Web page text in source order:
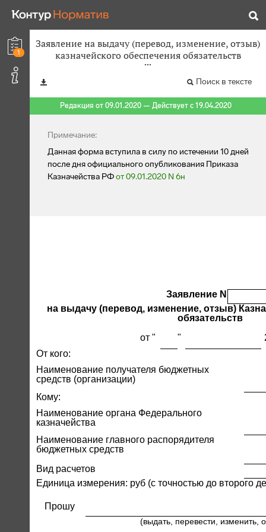
1
Заявление на выдачу (перевод, изменение, отзыв)
казначейского обеспечения обязательств
Поиск в тексте
Редакция от 09.01.2020 — Действует с 19.04.2020
Примечание:
Данная форма вступила в силу по истечении 10 дней
после дня официального опубликования Приказа
Казначейства РФот 09.01.2020 N 6н
Заявление N
на выдачу (перевод, изменение, отзыв)
обязательств
от "
"
От кого:
Наименование получателя бюджетных
средств (организации)
Кому:
Наименование органа Федерального
казначейства
Наименование главного распорядителя
бюджетных средств
Вид расчетов
Единица измерения: руб (с точностью до второго
Прошу
(выдать, перевести, изменить,